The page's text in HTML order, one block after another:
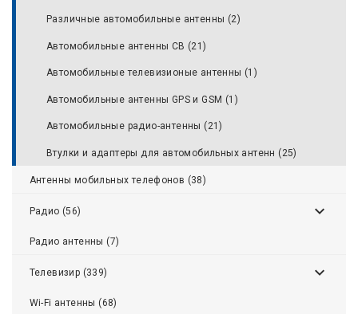
Различные автомобильные антенны (2)
Автомобильные антенны CB (21)
Автомобильные телевизионые антенны (1)
Автомобильные антенны GPS и GSM (1)
Автомобильные радио-антенны (21)
Втулки и адаптеры для автомобильных антенн (25)
Антенны мобильных телефонов (38)
Радио (56)
Радио антенны (7)
Телевизир (339)
Wi-Fi антенны (68)